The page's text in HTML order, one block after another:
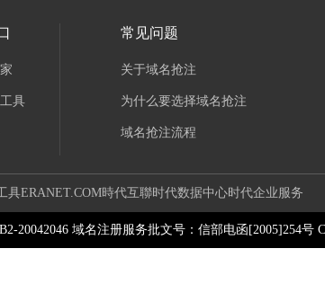
具
常见问题
关于域名抢注
为什么要选择域名抢注
域名抢注流程
具ERANET.COM時代互聯时代数据中心时代企业服务
20042046 域名注册服务批文号：信部电函[2005]254号